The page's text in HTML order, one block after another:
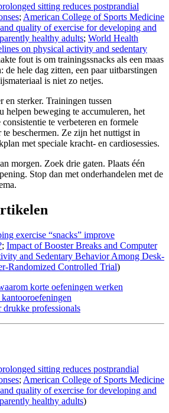
sitting reduces postprandial
; American College of Sports Medicine
quality of exercise for developing and
healthy adults; World Health
on physical activity and sedentary
fout is om trainingssnacks als een maas
de hele dag zitten, een paar uitbarstingen
is niet zo netjes.
en sterker. Trainingen tussen
helpen beweging te accumuleren, het
te verbeteren en formele
beschermen. Ze zijn het nuttigst in
met speciale kracht- en cardiosessies.
morgen. Zoek drie gaten. Plaats één
Stop dan met onderhandelen met de
exercise “snacks” improve
; Impact of Booster Breaks and Computer
and Sedentary Behavior Among Desk-
Randomized Controlled Trial)
korte oefeningen werken
professionals
sitting reduces postprandial
; American College of Sports Medicine
quality of exercise for developing and
healthy adults)